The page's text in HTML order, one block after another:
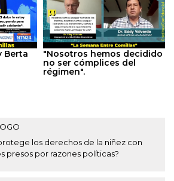
Berta
"Nosotros hemos decidido
no ser cómplices del
régimen".
los derechos de la niñez con
presos por razones políticas?